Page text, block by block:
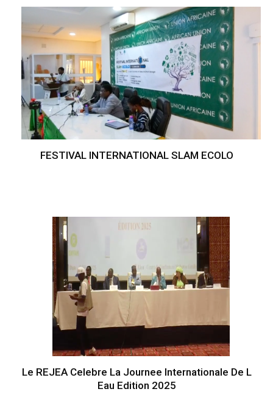
FESTIVAL INTERNATIONAL SLAM ECOLO
Le REJEA Celebre La Journee Internationale De L
Eau Edition 2025